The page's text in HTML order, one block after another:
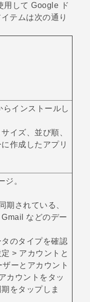
用して Google ド
テムは次の通り
らインストールし
イズ、並び順、
に作成したアプリ
ジ。
期されている、
Gmail
などのデー
のタイプを確認
> アカウントと
ザーとアカウント
カウントをタッ
をタップしま